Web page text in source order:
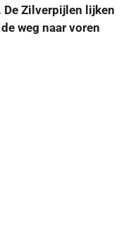
De Zilverpijlen lijken
weg naar voren